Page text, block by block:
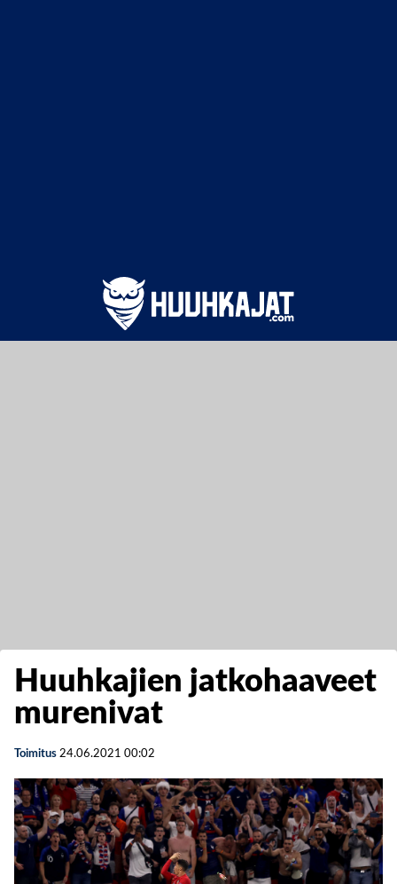
Huuhkajien jatkohaaveet
murenivat
Toimitus 24.06.2021 00:02